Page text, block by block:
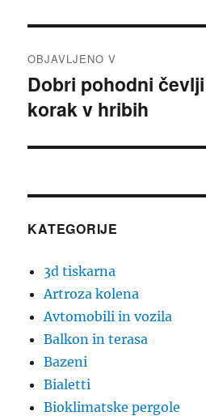
prispevka
OBJAVLJENO V
Dobri pohodni
korak v hribih
KATEGORIJE
3d tiskarna
Artroza kolena
Avtomobili in vozila
Balkon in terasa
Bazeni
Bialetti
Bioklimatske pergole